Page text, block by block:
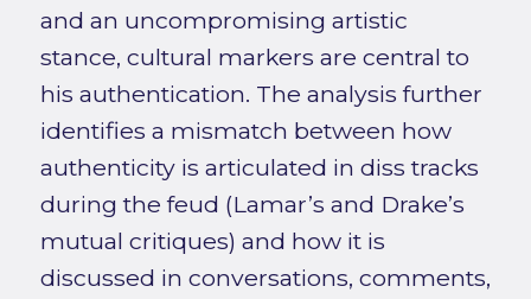
and an uncompromising artistic
stance, cultural markers are central to
his authentication. The analysis further
identifies a mismatch between how
authenticity is articulated in diss tracks
during the feud (Lamar’s and Drake’s
mutual critiques) and how it is
discussed in conversations, comments,